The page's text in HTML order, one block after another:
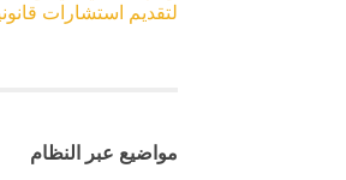
لتقديم استشارات
مواضيع عبر النظام